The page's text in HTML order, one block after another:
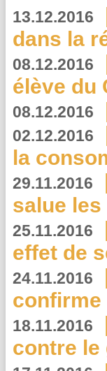
13.12.2016
dans la
08.12.2016
élève du
08.12.2016
02.12.2016
la
29.11.2016
salue
25.11.2016
effet de
24.11.2016
confirme
18.11.2016
contre le